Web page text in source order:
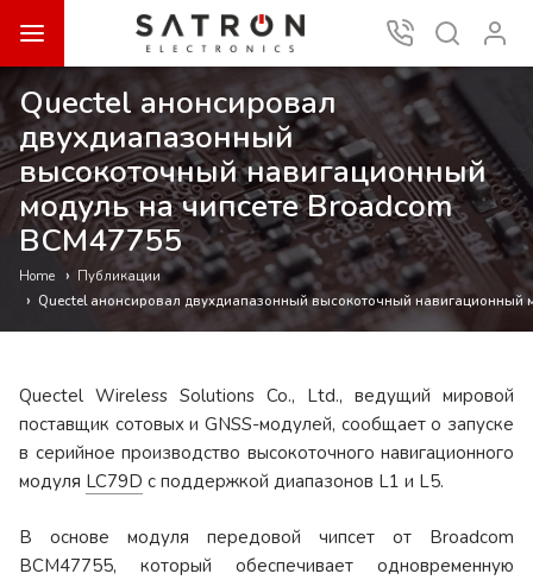
Quectel анонсировал
двухдиапазонный
высокоточный навигационный
модуль на чипсете Broadcom
BCM47755
Home
Публикации
Quectel анонсировал двухдиапазонный высокоточный навигационный
Quectel Wireless Solutions Co., Ltd., ведущий мировой
поставщик сотовых и GNSS-модулей, сообщает о запуске
в серийное производство высокоточного навигационного
модуля LC79D с поддержкой диапазонов L1 и L5.
В основе модуля передовой чипсет от Broadcom
BCM47755, который обеспечивает одновременную